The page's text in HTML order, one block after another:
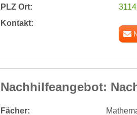
PLZ Ort:
Kontakt:
Nachhilfeangebot:
Fächer: